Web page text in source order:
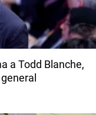
a Todd Blanche,